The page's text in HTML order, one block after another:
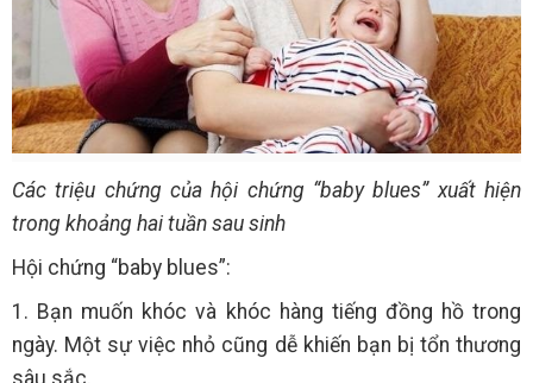
Các triệu chứng của hội chứng “baby blues” xuất hiện
trong khoảng hai tuần sau sinh
Hội chứng “baby blues”:
1. Bạn muốn khóc và khóc hàng tiếng đồng hồ trong
ngày. Một sự việc nhỏ cũng dễ khiến bạn bị tổn thương
sâu sắc.